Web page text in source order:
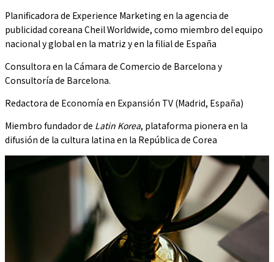
Planificadora de Experience Marketing en la agencia de
publicidad coreana Cheil Worldwide, como miembro del equipo
nacional y global en la matriz y en la filial de España
Consultora en la Cámara de Comercio de Barcelona y
Consultoría de Barcelona.
Redactora de Economía en Expansión TV (Madrid, España)
Miembro fundador de Latin Korea, plataforma pionera en la
difusión de la cultura latina en la República de Corea